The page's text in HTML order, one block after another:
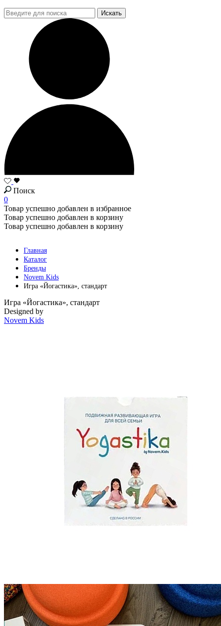
Поиск
0
Товар успешно добавлен в избранное
Товар успешно добавлен в корзину
Товар успешно добавлен в корзину
Главная
Каталог
Бренды
Novem Kids
Игра «Йогастика», стандарт
Игра «Йогастика», стандарт
Designed by
Novem Kids